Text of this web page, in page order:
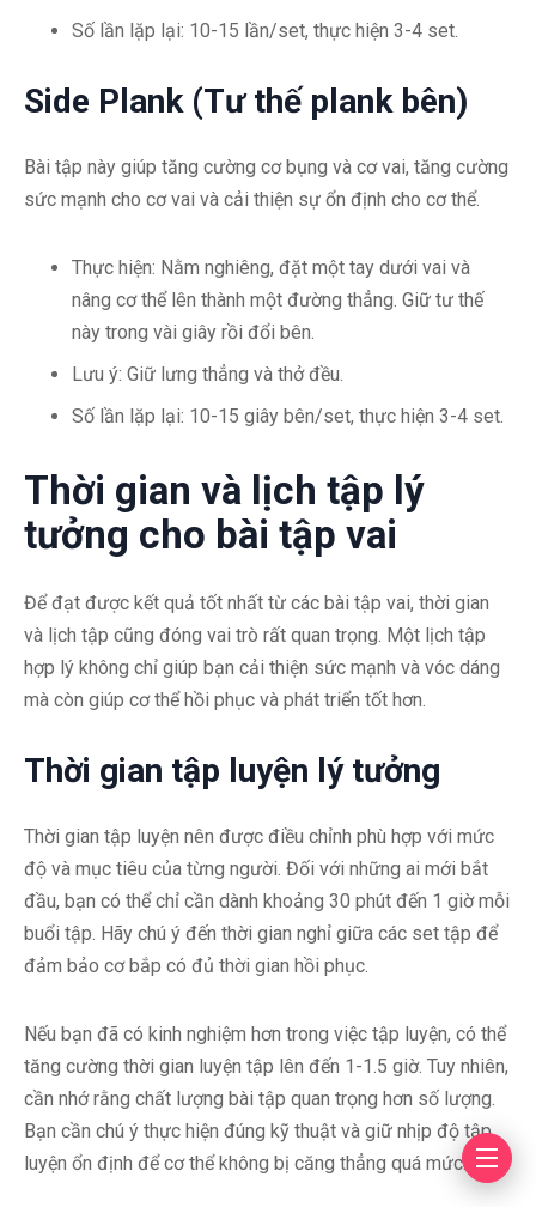
Số lần lặp lại: 10-15 lần/set, thực hiện 3-4 set.
Side Plank (Tư thế plank bên)
Bài tập này giúp tăng cường cơ bụng và cơ vai, tăng cường
sức mạnh cho cơ vai và cải thiện sự ổn định cho cơ thể.
Thực hiện: Nằm nghiêng, đặt một tay dưới vai và
nâng cơ thể lên thành một đường thẳng. Giữ tư thế
này trong vài giây rồi đổi bên.
Lưu ý: Giữ lưng thẳng và thở đều.
Số lần lặp lại: 10-15 giây bên/set, thực hiện 3-4 set.
Thời gian và lịch tập lý
tưởng cho bài tập vai
Để đạt được kết quả tốt nhất từ các bài tập vai, thời gian
và lịch tập cũng đóng vai trò rất quan trọng. Một lịch tập
hợp lý không chỉ giúp bạn cải thiện sức mạnh và vóc dáng
mà còn giúp cơ thể hồi phục và phát triển tốt hơn.
Thời gian tập luyện lý tưởng
Thời gian tập luyện nên được điều chỉnh phù hợp với mức
độ và mục tiêu của từng người. Đối với những ai mới bắt
đầu, bạn có thể chỉ cần dành khoảng 30 phút đến 1 giờ mỗi
buổi tập. Hãy chú ý đến thời gian nghỉ giữa các set tập để
đảm bảo cơ bắp có đủ thời gian hồi phục.
Nếu bạn đã có kinh nghiệm hơn trong việc tập luyện, có thể
tăng cường thời gian luyện tập lên đến 1-1.5 giờ. Tuy nhiên,
cần nhớ rằng chất lượng bài tập quan trọng hơn số lượng.
Bạn cần chú ý thực hiện đúng kỹ thuật và giữ nhịp độ tập
luyện ổn định để cơ thể không bị căng thẳng quá mức.